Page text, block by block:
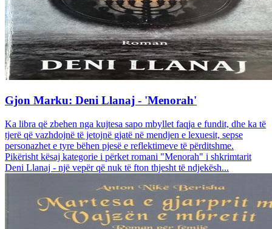
Gjon Marku: Deni Llanaj - 'Menorah'
Ka libra që zbehen nga kujtesa sapo mbyllet faqja e fundit, dhe ka të
tjerë që vazhdojnë të jetojnë gjatë në mendjen e lexuesit, sepse
personazhet e tyre bëhen pjesë e reflektimeve të përditshme.
Pikërisht kësaj kategorie i përket romani "Menorah" i shkrimtarit
Deni Llanaj - një vepër që nuk të fton thjesht të ndjekësh...